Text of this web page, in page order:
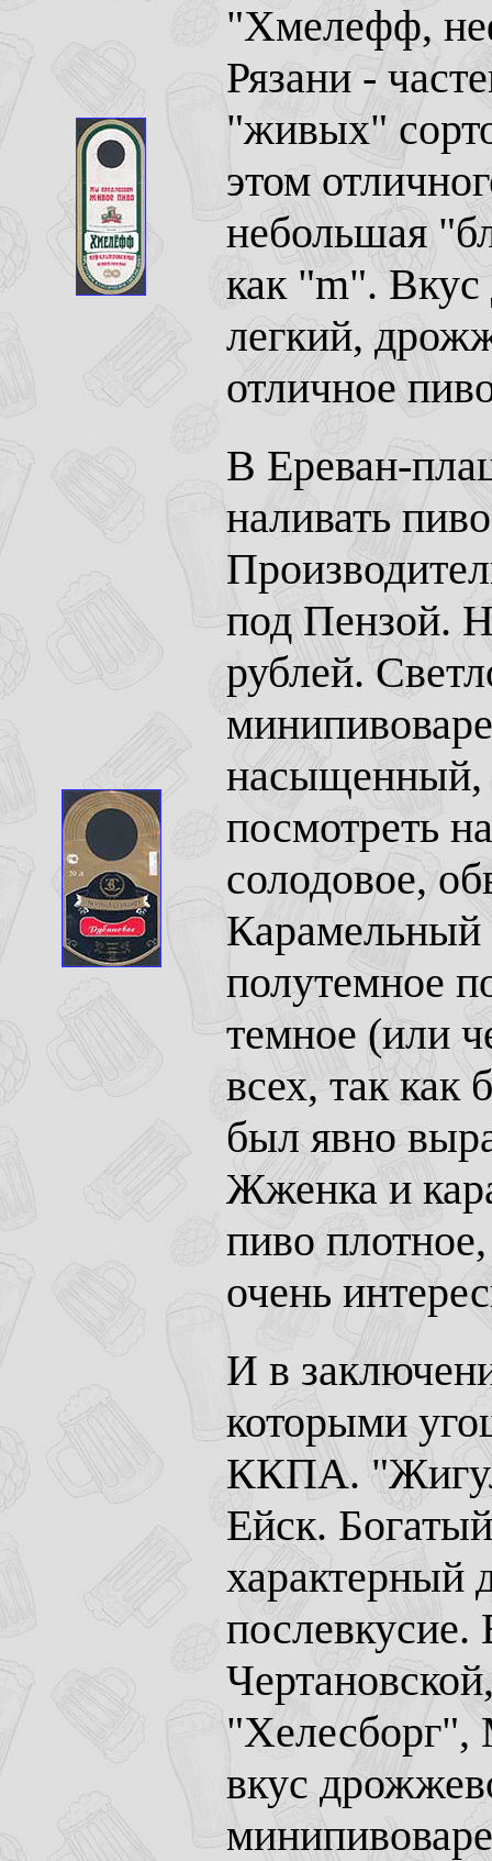
"Хмелефф,
Рязани -
"живых"
этом
небольшая
как "m". Вкус
легкий,
отличное
В Ереван-
наливать
под Пензой.
рублей.
насыщенный,
посмотреть
солодовое,
Карамельный
полутемное
темное (или
всех, так
был явно
Жженка и
пиво
очень
И в
которыми
ККПА.
Ейск.
характерный
послевкусие.
"Хелесборг",
вкус